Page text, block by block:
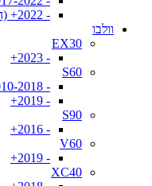
- 2022+ (הצ'בק)
וולבו
EX30
- 2023+
S60
- 2010-2018
- 2019+
S90
- 2016+
V60
- 2019+
XC40